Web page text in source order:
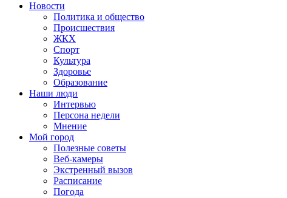
Новости
Политика и общество
Происшествия
ЖКХ
Спорт
Культура
Здоровье
Образование
Наши люди
Интервью
Персона недели
Мнение
Мой город
Полезные советы
Веб-камеры
Экстренный вызов
Расписание
Погода